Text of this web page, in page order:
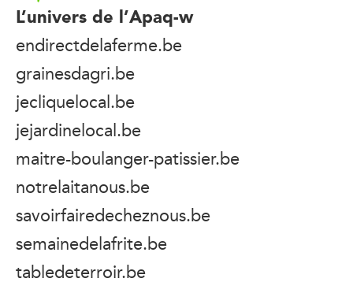
L’univers de l’Apaq-w
endirectdelaferme.be
grainesdagri.be
jecliquelocal.be
jejardinelocal.be
maitre-boulanger-patissier.be
notrelaitanous.be
savoirfairedecheznous.be
semainedelafrite.be
tabledeterroir.be